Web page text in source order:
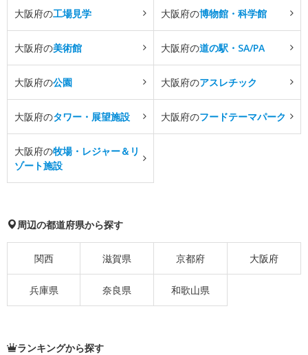
大阪府の工場見学 大阪府の博物館・科学館
大阪府の美術館 大阪府の道の駅・SA/PA
大阪府の公園 大阪府のアスレチック
大阪府のタワー・展望施設 大阪府のフードテーマパーク
大阪府の牧場・レジャー＆リ
ゾート施設
周辺の都道府県から探す
関西 滋賀県 京都府 大阪府
兵庫県 奈良県 和歌山県
ランキングから探す